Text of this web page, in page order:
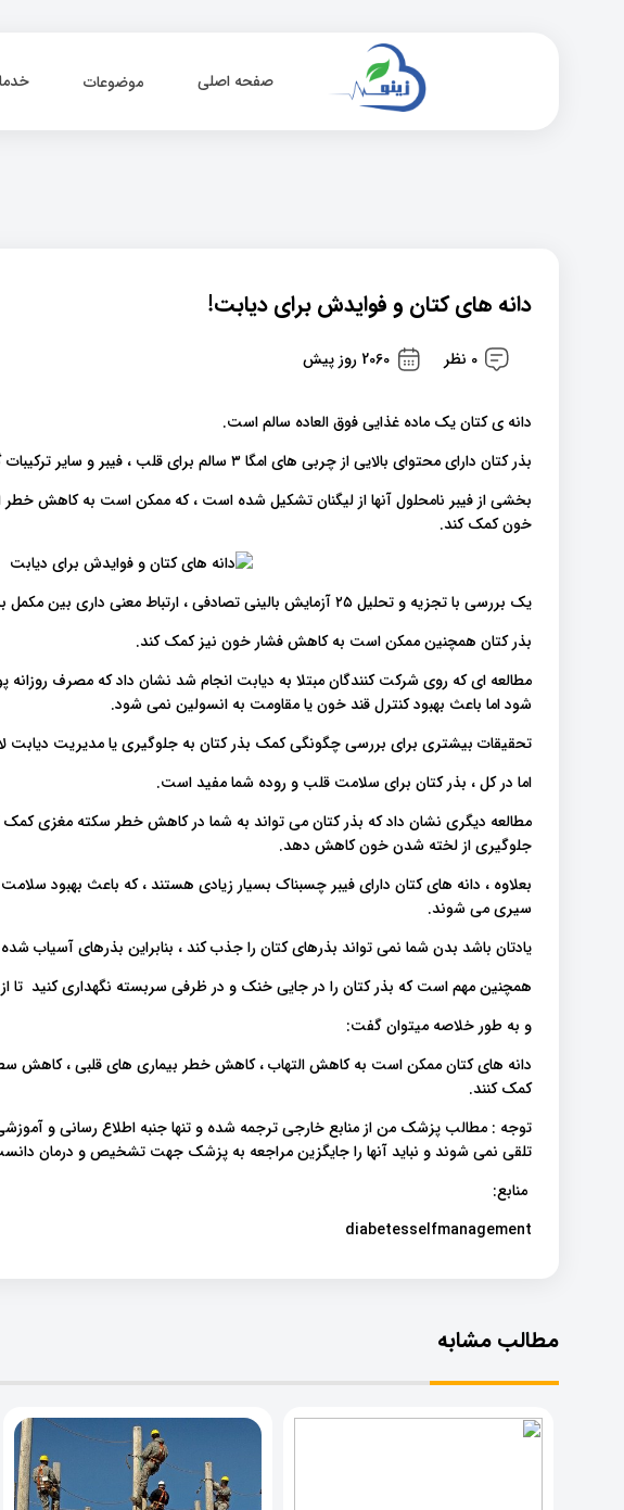
صفحه اصلی موضوعات
دانه های کتان و فوایدش برای دیابت!
0 نظر 2060 روز پیش
دانه ی کتان یک ماده غذایی فوق العاده سالم است.
بذر کتان دارای محتوای بالایی از چربی های امگا ۳ سالم برای قلب ، فیبر و سایر ترکیبات گیاهی منحصر به فرد است .
بخشی از فیبر نامحلول آنها از لیگنان تشکیل شده است ، که ممکن است به کاهش خطر
خون کمک کند.
یک بررسی با تجزیه و تحلیل ۲۵ آزمایش بالینی تصادفی ، ارتباط معنی داری بین مکمل بذر کتان و کاهش قند خون یافته است.
بذر کتان همچنین ممکن است به کاهش فشار خون نیز کمک کند.
مطالعه ای که روی شرکت کنندگان مبتلا به دیابت انجام شد نشان داد که مصرف
شود اما باعث بهبود کنترل قند خون یا مقاومت به انسولین نمی شود.
تحقیقات بیشتری برای بررسی چگونگی کمک بذر کتان به جلوگیری یا مدیریت دیابت
اما در کل ، بذر کتان برای سلامت قلب و روده شما مفید است.
مطالعه دیگری نشان داد که بذر کتان می تواند به شما در کاهش خطر سکته مغزی کمک
جلوگیری از لخته شدن خون کاهش دهد.
بعلاوه ، دانه های کتان دارای فیبر چسبناک بسیار زیادی هستند ، که باعث بهبود
سیری می شوند.
یادتان باشد بدن شما نمی تواند بذرهای کتان را جذب کند ، بنابراین بذرهای آسیاب شده
همچنین مهم است که بذر کتان را در جایی خنک و در ظرفی سربسته نگهداری کنید تا
و به طور خلاصه میتوان گفت:
دانه های کتان ممکن است به کاهش التهاب ، کاهش خطر بیماری های قلبی ، کاهش
کمک کنند.
توجه : مطالب پزشک من از منابع خارجی ترجمه شده و تنها جنبه اطلاع رسانی و
تلقی نمی شوند و نباید آنها را جایگزین مراجعه به پزشک جهت تشخیص و درمان
منابع:
diabetesselfmanagement
مطالب مشابه